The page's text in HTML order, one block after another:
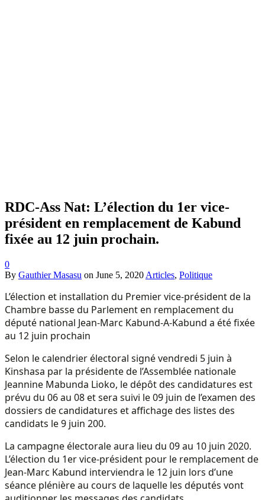
RDC-Ass Nat: L’élection du 1er vice-
président en remplacement de Kabund
fixée au 12 juin prochain.
0
By Gauthier Masasu on June 5, 2020 Articles, Politique
L’élection et installation du Premier vice-président de la
Chambre basse du Parlement en remplacement du
député national Jean-Marc Kabund-A-Kabund a été fixée
au 12 juin prochain
Selon le calendrier électoral signé vendredi 5 juin à
Kinshasa par la présidente de l’Assemblée nationale
Jeannine Mabunda Lioko, le dépôt des candidatures est
prévu du 06 au 08 et sera suivi le 09 juin de l’examen des
dossiers de candidatures et affichage des listes des
candidats le 9 juin 200.
La campagne électorale aura lieu du 09 au 10 juin 2020.
L’élection du 1er vice-président pour le remplacement de
Jean-Marc Kabund interviendra le 12 juin lors d’une
séance plénière au cours de laquelle les députés vont